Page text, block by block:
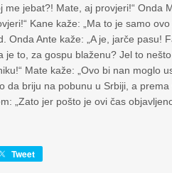
me jebat?! Mate, aj provjeri!“ Onda
Kane kaže: „Ma to je samo
Onda Ante kaže: „A je, jarče pasu!
je to, za gospu blaženu? Jel to
Mate kaže: „Ovo bi nan moglo
da briju na pobunu u Srbiji, a
„Zato jer pošto je ovi čas
Tweet